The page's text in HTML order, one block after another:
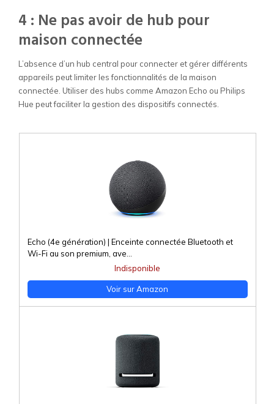
4 : Ne pas avoir de hub pour
maison connectée
L’absence d’un hub central pour connecter et gérer différents
appareils peut limiter les fonctionnalités de la maison
connectée. Utiliser des hubs comme Amazon Echo ou Philips
Hue peut faciliter la gestion des dispositifs connectés.
Echo (4e génération) | Enceinte connectée Bluetooth et
Wi-Fi au son premium, ave...
Indisponible
Voir sur Amazon